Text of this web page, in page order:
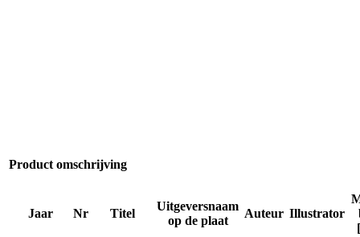
Product omschrijving
Jaar Nr Titel
Uitgeversnaam
op de plaat
Auteur Illustrator